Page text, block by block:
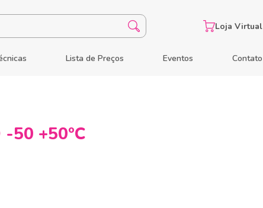
Lista de Preços Eventos Contato
Loja Virtual
-50 +50ºC